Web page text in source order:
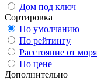
Дом под ключ
Сортировка
По умолчанию
По рейтингу
Расстояние от моря
По цене
Дополнительно